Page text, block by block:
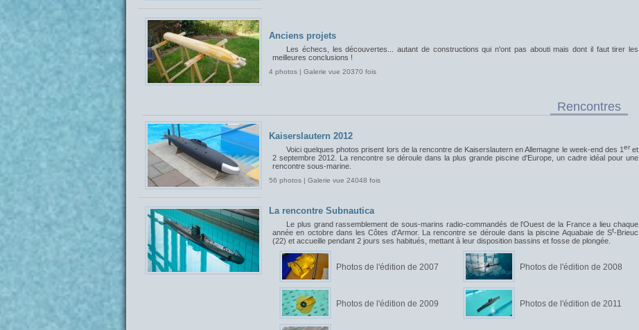
Anciens projets
Les échecs, les découvertes... autant de constructions qui n'ont pas abouti mais dont il faut tirer les
meilleures conclusions !
4 photos | Galerie vue 20370 fois
Rencontres
Kaiserslautern 2012
Voici quelques photos prisent lors de la rencontre de Kaiserslautern en Allemagne le week-end des 1eret
2 septembre 2012. La rencontre se déroule dans la plus grande piscine d'Europe, un cadre idéal pour une
rencontre sous-marine.
56 photos | Galerie vue 24048 fois
La rencontre Subnautica
Le plus grand rassemblement de sous-marins radio-commandés de l'Ouest de la France a lieu chaque
année en octobre dans les Côtes d'Armor. La rencontre se déroule dans la piscine Aquabaie de St-Brieuc
(22) et accueille pendant 2 jours ses habitués, mettant à leur disposition bassins et fosse de plongée.
Photos de l'édition de 2007 Photos de l'édition de 2008
Photos de l'édition de 2009 Photos de l'édition de 2011